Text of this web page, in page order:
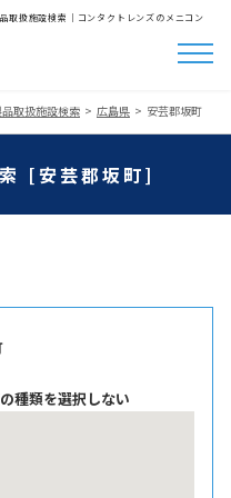
取扱施設検索│コンタクトレンズのメニコン
取扱施設検索 広島県 安芸郡坂町
[安芸郡坂町]
種類を選択しない